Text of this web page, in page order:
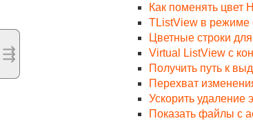
⇶
Как поменять цвет
TListView в режиме
Цветные строки
Virtual ListView с
Получить путь к
Перехват
Ускорить удаление
Показать файлы с